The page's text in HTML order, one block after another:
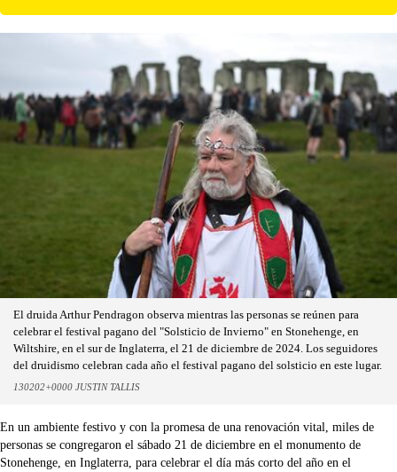
El druida Arthur Pendragon observa mientras las personas se reúnen para
celebrar el festival pagano del "Solsticio de Invierno" en Stonehenge, en
Wiltshire, en el sur de Inglaterra, el 21 de diciembre de 2024. Los seguidores
del druidismo celebran cada año el festival pagano del solsticio en este lugar.
130202+0000 JUSTIN TALLIS
En un ambiente festivo y con la promesa de una renovación vital, miles de
personas se congregaron el sábado 21 de diciembre en el monumento de
Stonehenge, en Inglaterra, para celebrar el día más corto del año en el